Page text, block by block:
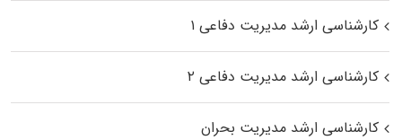
کارشناسی ارشد مدیریت دفاعی ۱
کارشناسی ارشد مدیریت دفاعی ۲
کارشناسی ارشد مدیریت بحران